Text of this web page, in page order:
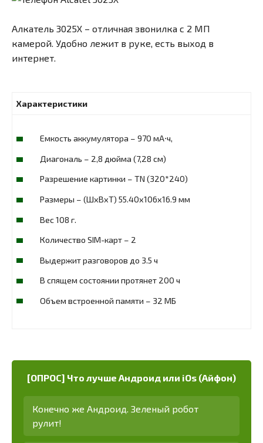
Алкатель 3025X – отличная звонилка с 2 МП
камерой. Удобно лежит в руке, есть выход в
интернет.
Характеристики
Емкость аккумулятора – 970 мА⋅ч,
Диагональ – 2,8 дюйма (7,28 см)
Разрешение картинки – TN (320*240)
Размеры – (ШxВxТ) 55.40x106x16.9 мм
Вес 108 г.
Количество SIM-карт – 2
Выдержит разговоров до 3.5 ч
В спящем состоянии протянет 200 ч
Объем встроенной памяти – 32 МБ
[ОПРОС] Что лучше Андроид или iOs (Айфон)
Конечно же Андроид. Зеленый робот
рулит!